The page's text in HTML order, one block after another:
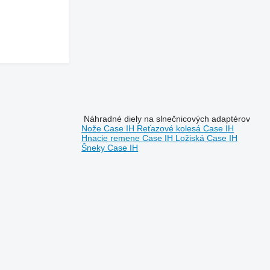
Náhradné diely na slnečnicových adaptérov
Nože Case IH Reťazové kolesá Case IH
Hnacie remene Case IH Ložiská Case IH
Šneky Case IH